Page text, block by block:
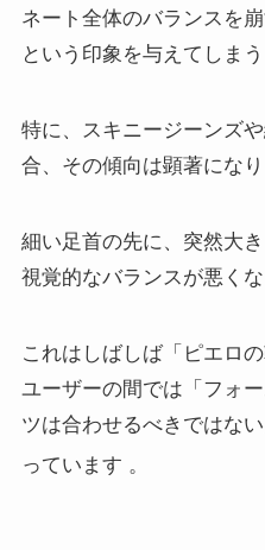
ネート全体のバランスを
という印象を与えてしま
特に、スキニージーンズ
合、その傾向は顕著になり
細い足首の先に、突然大
視覚的なバランスが悪くな
これはしばしば「ピエロ
ユーザーの間では「フォ
ツは合わせるべきではな
っています 。